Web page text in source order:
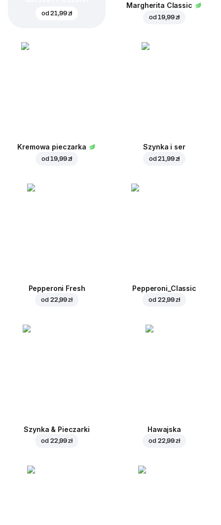
od21,99 zł
Margherita Classic
od19,99 zł
Kremowa pieczarka
od19,99 zł
Szynka i ser
od21,99 zł
Pepperoni Fresh
od 22,99 zł
Pepperoni_Classic
od 22,99 zł
Szynka & Pieczarki
od 22,99 zł
Hawajska
od 22,99 zł